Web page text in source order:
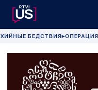
БЕДСТВИЯ▶